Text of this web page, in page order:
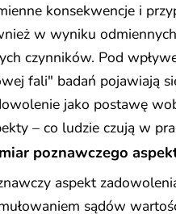
konsekwencje i
w wyniku
czynników. Pod
fali" badań pojawiają
jako postawę
– co ludzie czują w
poznawczego
aspekt
sądów